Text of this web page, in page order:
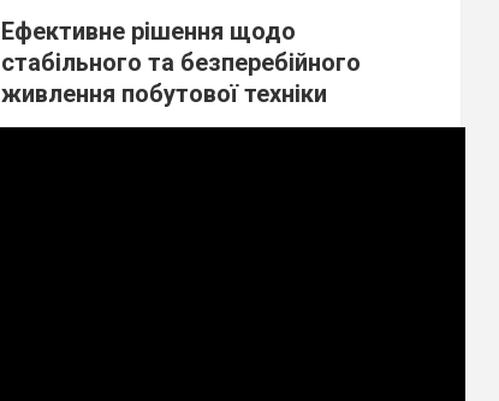
Ефективне рішення щодо
стабільного та безперебійного
живлення побутової техніки